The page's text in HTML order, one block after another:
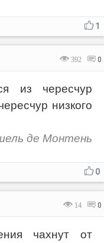
1
392 0
из чересчур
низкого
де Монтень
0
14 0
чахнут от